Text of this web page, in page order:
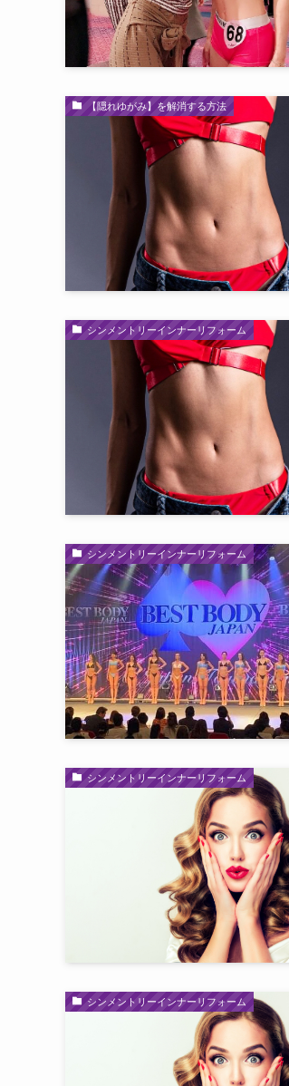
【隠れゆがみ】を解消する方法
シンメントリーインナーリフォーム
シンメントリーインナーリフォーム
シンメントリーインナーリフォーム
シンメントリーインナーリフォーム